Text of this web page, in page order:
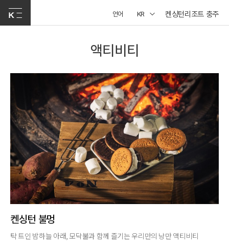
언어 KR 켄싱턴리조트 충주
액티비티
켄싱턴 불멍
탁 트인 밤하늘 아래, 모닥불과 함께 즐기는 우리만의 낭만 액티비티